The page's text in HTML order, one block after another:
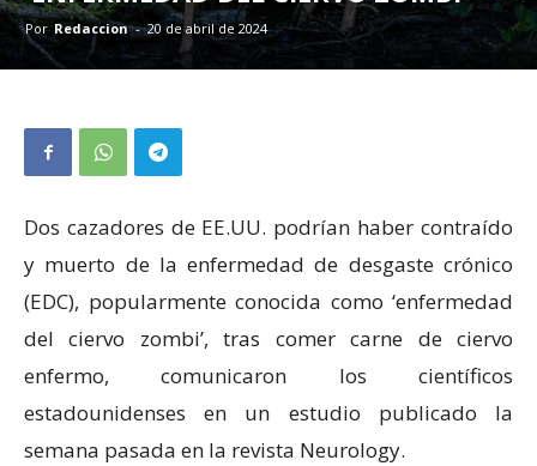
Por Redaccion - 20 de abril de 2024
Dos cazadores de EE.UU. podrían haber contraído
y muerto de la enfermedad de desgaste crónico
(EDC), popularmente conocida como ‘enfermedad
del ciervo zombi’, tras comer carne de ciervo
enfermo, comunicaron los científicos
estadounidenses en un estudio publicado la
semana pasada en la revista Neurology.